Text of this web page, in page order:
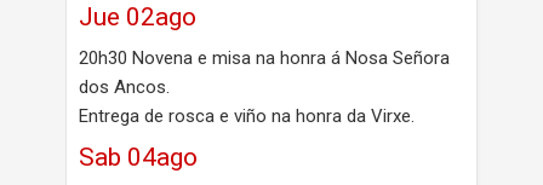
Jue 02ago
20h30 Novena e misa na honra á Nosa Señora
dos Ancos.
Entrega de rosca e viño na honra da Virxe.
Sab 04ago